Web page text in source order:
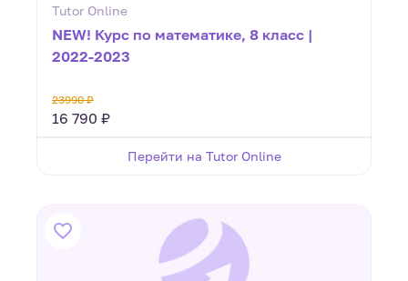
Tutor Online
NEW! Курс по математике, 8 класс |
2022-2023
23990 ₽
16 790 ₽
Перейти на Tutor Online